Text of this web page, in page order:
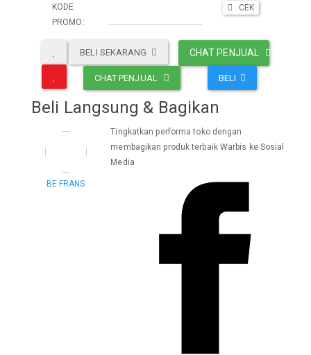
KODE
PROMO:
CEK
BELI SEKARANG CHAT PENJUAL
CHAT PENJUAL BELI
Beli Langsung & Bagikan
BE FRANS
Tingkatkan performa toko dengan
membagikan produk terbaik Warbis ke Sosial
Media